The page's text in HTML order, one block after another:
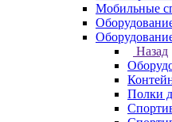
Мобильные
Назад
Полки